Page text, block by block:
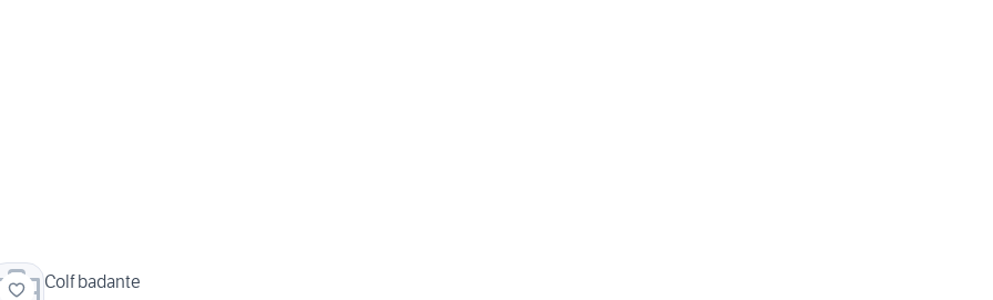
Colf badante